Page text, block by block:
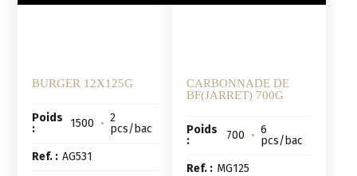
BURGER 12X125G
Poids
:
1500 • 2
pcs/bac
Ref. : AG531
CARBONNADE DE
BF(JARRET) 700G
Poids
:
700 • 6
pcs/bac
Ref. : MG125